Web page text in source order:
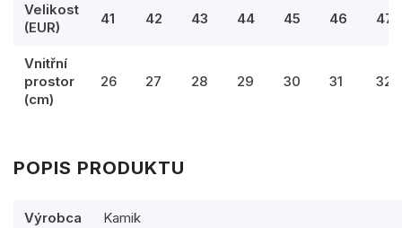
Velikost
(EUR)
41 42 43 44 45 46 47
Vnitřní
prostor
(cm)
26 27 28 29 30 31
POPIS PRODUKTU
Výrobca Kamik